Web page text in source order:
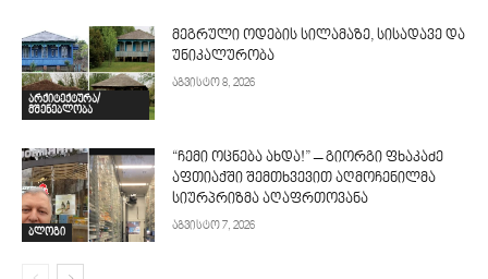
არქიტექტურა/
მშენებლობა
მეგრული ოდების სილამაზე, სისადავე და
უნიკალურობა
აგვისტო 8, 2026
ბლოგი
“ჩემი ოცნება ახდა!” – გიორგი ფხაკაძე
აფთიაქში შემთხვევით აღმოჩენილმა
სიურპრიზმა აღაფრთოვანა
აგვისტო 7, 2026